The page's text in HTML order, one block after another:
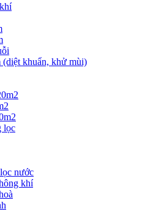
(diệt khuẩn, khử mùi)
lọc
nước
khí